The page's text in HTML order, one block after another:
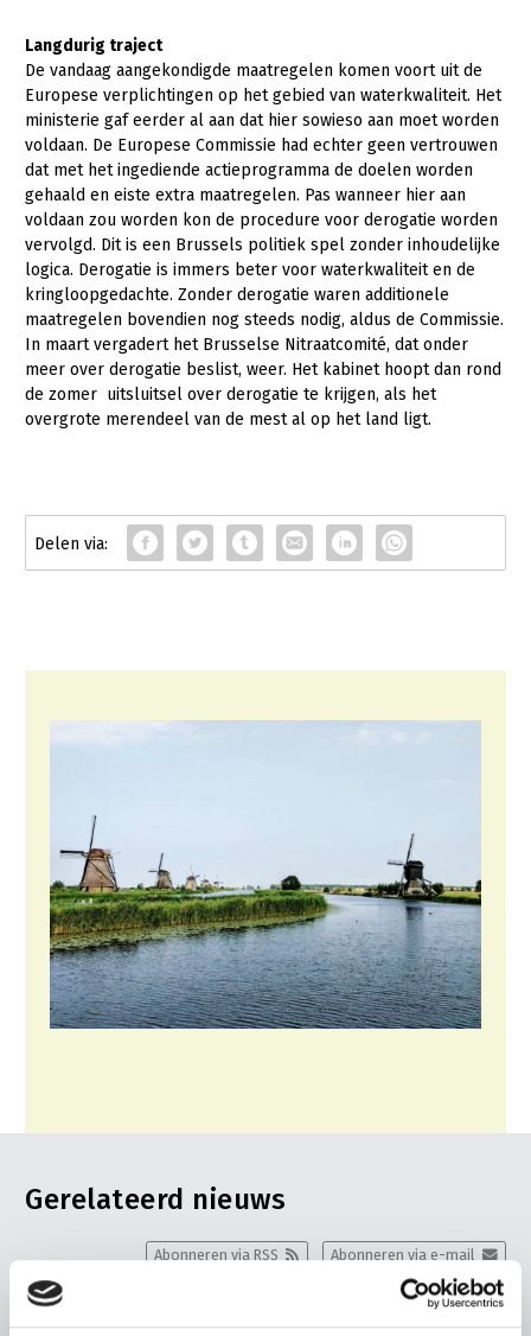
Langdurig traject
De vandaag aangekondigde maatregelen komen voort uit de
Europese verplichtingen op het gebied van waterkwaliteit. Het
ministerie gaf eerder al aan dat hier sowieso aan moet worden
voldaan. De Europese Commissie had echter geen vertrouwen
dat met het ingediende actieprogramma de doelen worden
gehaald en eiste extra maatregelen. Pas wanneer hier aan
voldaan zou worden kon de procedure voor derogatie worden
vervolgd. Dit is een Brussels politiek spel zonder inhoudelijke
logica. Derogatie is immers beter voor waterkwaliteit en de
kringloopgedachte. Zonder derogatie waren additionele
maatregelen bovendien nog steeds nodig, aldus de Commissie.
In maart vergadert het Brusselse Nitraatcomité, dat onder
meer over derogatie beslist, weer. Het kabinet hoopt dan rond
de zomer uitsluitsel over derogatie te krijgen, als het
overgrote merendeel van de mest al op het land ligt.
Gerelateerd nieuws
Abonneren via e-mail
Abonneren via RSS